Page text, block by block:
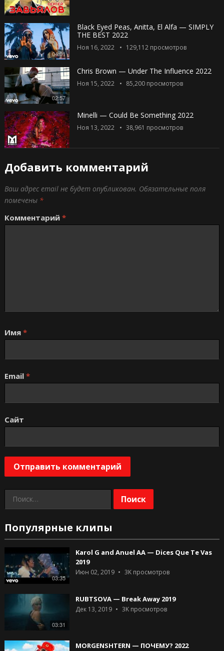
04:01
Black Eyed Peas, Anitta, El Alfa — SIMPLY
THE BEST 2022
Ноя 16, 2022 129,112просмотров
02:57
Chris Brown — Under The Influence 2022
Ноя 15, 2022 85,200просмотров
Minelli — Could Be Something 2022
Ноя 13, 2022 38,961 просмотров
Добавить комментарий
Ваш адрес email не будет опубликован. Обязательные поля
помечены *
Комментарий *
Имя *
Email *
Сайт
Найти:
Популярные клипы
03:35
Karol G and Anuel AA — Dices Que Te Vas
2019
Июн 02, 2019 3Kпросмотров
03:31
RUBTSOVA — Break Away 2019
Дек 13, 2019 3Kпросмотров
MORGENSHTERN — ПОЧЕМУ? 2022